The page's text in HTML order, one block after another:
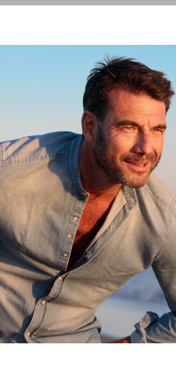
mia vita al
faccio:
brand per trovare
il focus primariodei nostri
e colori ci hanno
piacevolmente per